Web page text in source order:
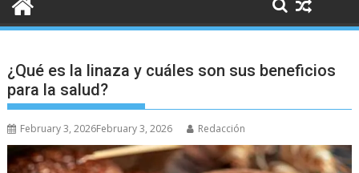
¿Qué es la linaza y cuáles son sus beneficios
para la salud?
February 3, 2026February 3, 2026 Redacción